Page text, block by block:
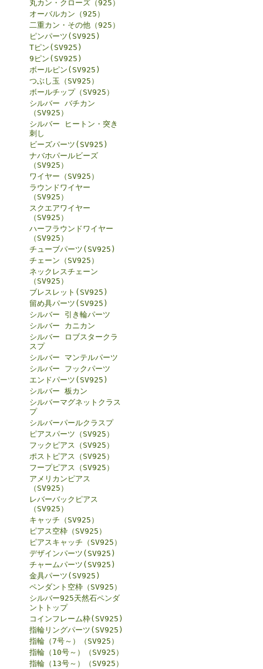
丸カン・クローズ（925）
オーバルカン（925）
二重カン・その他（925）
ピンパーツ(SV925)
Tピン(SV925)
9ピン(SV925)
ボールピン(SV925)
つぶし玉（SV925）
ボールチップ（SV925）
シルバー バチカン
（SV925）
シルバー ヒートン・突き
刺し
ビーズパーツ(SV925)
ナバホパールビーズ
（SV925）
ワイヤー（SV925）
ラウンドワイヤー
（SV925）
スクエアワイヤー
（SV925）
ハーフラウンドワイヤー
（SV925）
チューブパーツ(SV925)
チェーン（SV925）
ネックレスチェーン
（SV925）
ブレスレット(SV925)
留め具パーツ(SV925)
シルバー 引き輪パーツ
シルバー カニカン
シルバー ロブスタークラ
スプ
シルバー マンテルパーツ
シルバー フックパーツ
エンドパーツ(SV925)
シルバー 板カン
シルバーマグネットクラス
プ
シルバーパールクラスプ
ピアスパーツ（SV925）
フックピアス（SV925）
ポストピアス（SV925）
フープピアス（SV925）
アメリカンピアス
（SV925）
レバーバックピアス
（SV925）
キャッチ（SV925）
ピアス空枠（SV925）
ピアスキャッチ（SV925）
デザインパーツ(SV925)
チャームパーツ(SV925)
金具パーツ(SV925)
ペンダント空枠（SV925）
シルバー925天然石ペンダ
ントトップ
コインフレーム枠(SV925)
指輪リングパーツ(SV925)
指輪（7号～）（SV925）
指輪（10号～）（SV925）
指輪（13号～）（SV925）